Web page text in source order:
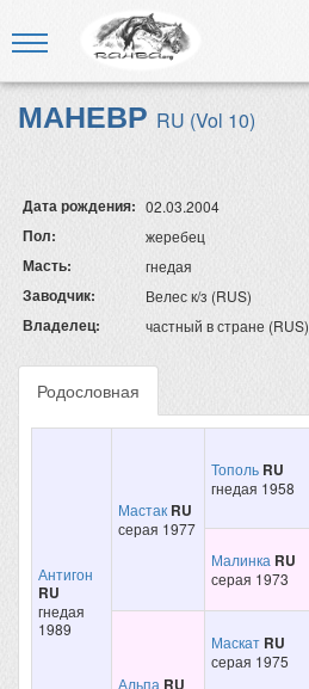
МАНЕВР RU (Vol 10)
Дата рождения: 02.03.2004
Пол: жеребец
Масть: гнедая
Заводчик: Велес к/з (RUS)
Владелец: частный в стране (RUS)
Родословная
Антигон
RU
гнедая
1989
Мастак RU
серая 1977
Тополь RU
гнедая 1958
Малинка RU
серая 1973
Альпа RU
Маскат RU
серая 1975